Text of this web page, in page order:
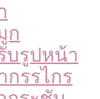
ก
บรูปหน้า
รรไกร